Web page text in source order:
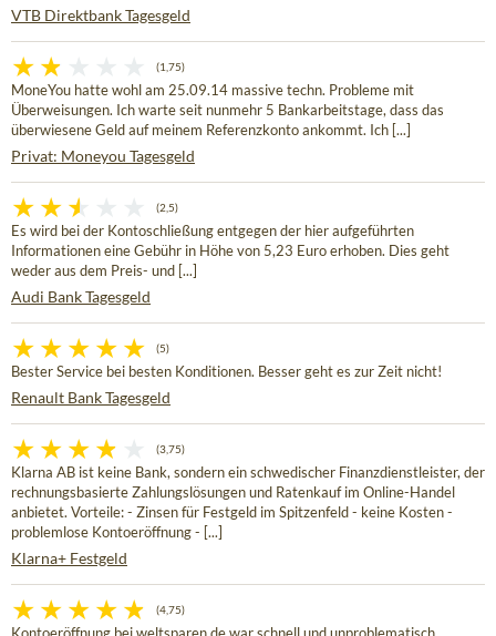
VTB Direktbank Tagesgeld
(1,75)
MoneYou hatte wohl am 25.09.14 massive techn. Probleme mit
Überweisungen. Ich warte seit nunmehr 5 Bankarbeitstage, dass das
überwiesene Geld auf meinem Referenzkonto ankommt. Ich [...]
Privat: Moneyou Tagesgeld
(2,5)
Es wird bei der Kontoschließung entgegen der hier aufgeführten
Informationen eine Gebühr in Höhe von 5,23 Euro erhoben. Dies geht
weder aus dem Preis- und [...]
Audi Bank Tagesgeld
(5)
Bester Service bei besten Konditionen. Besser geht es zur Zeit nicht!
Renault Bank Tagesgeld
(3,75)
Klarna AB ist keine Bank, sondern ein schwedischer Finanzdienstleister, der
rechnungsbasierte Zahlungslösungen und Ratenkauf im Online-Handel
anbietet. Vorteile: - Zinsen für Festgeld im Spitzenfeld - keine Kosten -
problemlose Kontoeröffnung - [...]
Klarna+ Festgeld
(4,75)